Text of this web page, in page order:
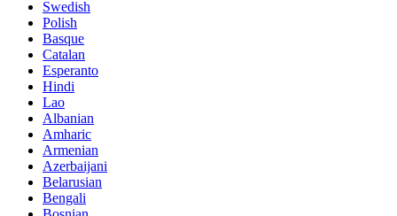
Swedish
Polish
Basque
Catalan
Esperanto
Hindi
Lao
Albanian
Amharic
Armenian
Azerbaijani
Belarusian
Bengali